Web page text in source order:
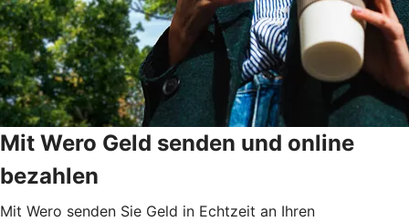
Mit Wero Geld senden und online
bezahlen
Mit Wero senden Sie Geld in Echtzeit an Ihren